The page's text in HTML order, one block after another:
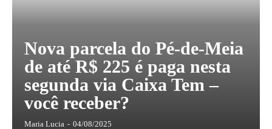
Nova parcela do Pé-de-Meia
de até R$ 225 é paga nesta
segunda via Caixa Tem –
você receber?
Maria Lucia - 04/08/2025